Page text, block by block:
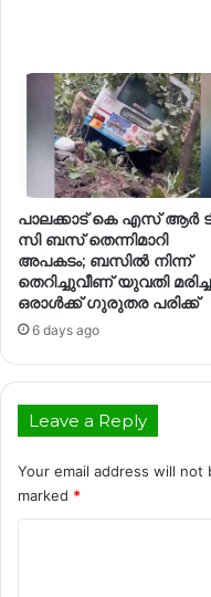
പാലക്കാട് കെ എസ് ആർ
സി ബസ് തെന്നിമാറി
അപകടം; ബസിൽ നിന്ന്
തെറിച്ചുവീണ് യുവതി
ഒരാൾക്ക് ഗുരുതര പരിക്ക്
6 days ago
Leave a Reply
Your email address will not
marked *